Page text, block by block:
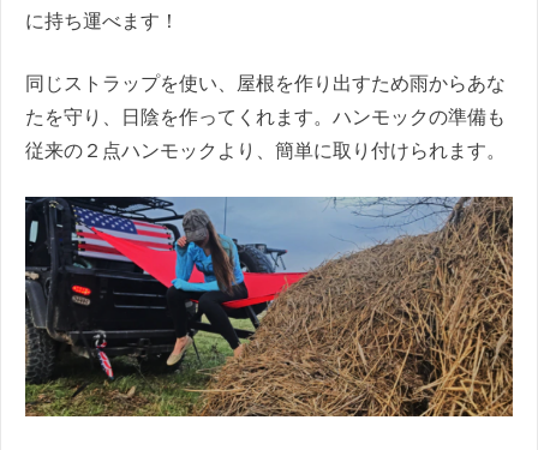
に持ち運べます！
同じストラップを使い、屋根を作り出すため雨からあな
たを守り、日陰を作ってくれます。ハンモックの準備も
従来の２点ハンモックより、簡単に取り付けられます。